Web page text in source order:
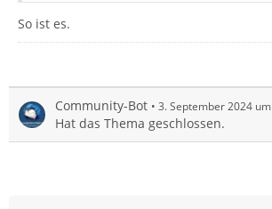
So ist es.
Community-Bot 3. September 2024
Hat das Thema geschlossen.